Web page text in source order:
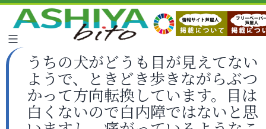
うちの犬がどうも目が見えてない
ようで、ときどき歩きながらぶつ
かって方向転換しています。目は
白くないので白内障ではないと思